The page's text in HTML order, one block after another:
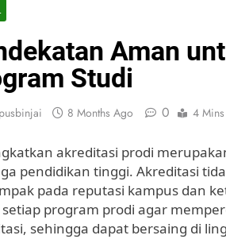
Aman
Studi
8 Months Ago 0 4 Mins
akreditasi prodi
pendidikan tinggi. Akreditasi
pada reputasi kampus dan
program prodi agar
sehingga dapat bersaing di